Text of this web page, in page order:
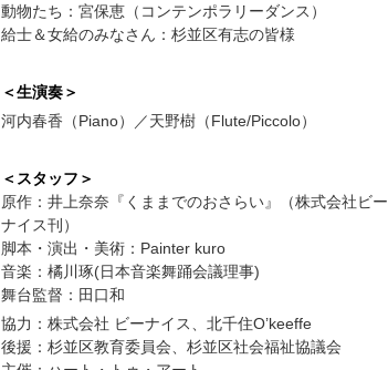
動物たち：宮保恵（コンテンポラリーダンス）
給士＆女給のみなさん：杉並区有志の皆様
＜生演奏＞
河内春香（Piano）／天野樹（Flute/Piccolo）
＜スタッフ＞
原作：井上奈奈『くままでのおさらい』（株式会社ビー
ナイス刊）
脚本・演出・美術：Painter kuro
音楽：橘川琢(日本音楽舞踊会議理事)
舞台監督：田口和
協力：株式会社 ビーナイス、北千住O’keeffe
後援：杉並区教育委員会、杉並区社会福祉協議会